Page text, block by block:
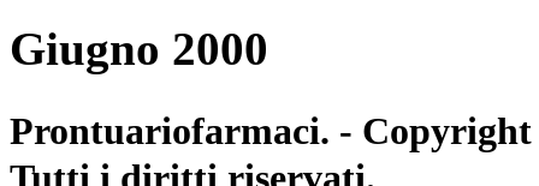
Giugno 2000
Prontuariofarmaci. -